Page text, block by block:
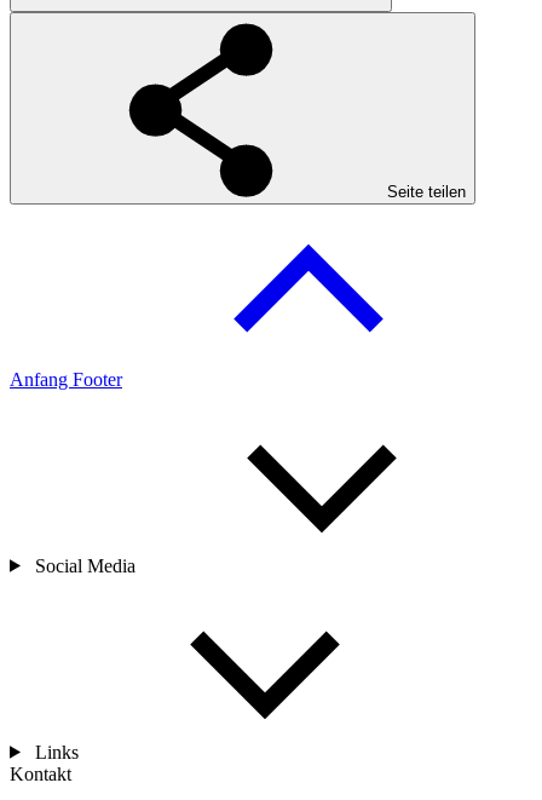
Seite teilen
Anfang Footer
Social Media
Links
Kontakt